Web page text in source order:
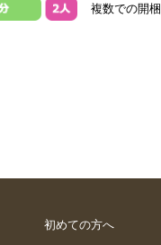
複数での開
初めての方へ